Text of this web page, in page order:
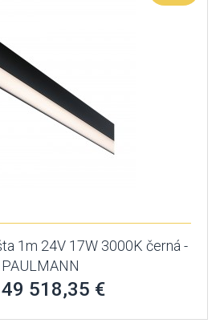
1m 24V 17W 3000K černá -
PAULMANN
518,35 €